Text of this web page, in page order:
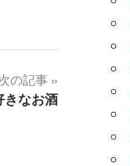
の記事
きなお酒